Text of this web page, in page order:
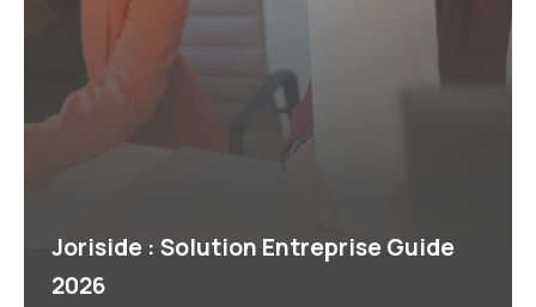
Joriside : Solution Entreprise Guide
2026